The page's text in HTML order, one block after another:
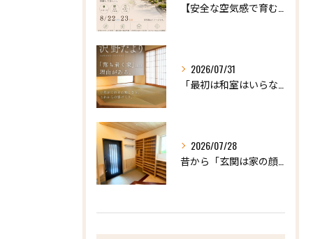
2026/07/31
2026/07/28